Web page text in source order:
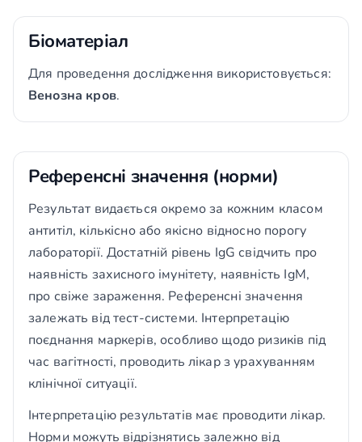
Біоматеріал
Для проведення дослідження використовується:
Венозна кров.
Референсні значення (норми)
Результат видається окремо за кожним класом
антитіл, кількісно або якісно відносно порогу
лабораторії. Достатній рівень IgG свідчить про
наявність захисного імунітету, наявність IgM,
про свіже зараження. Референсні значення
залежать від тест-системи. Інтерпретацію
поєднання маркерів, особливо щодо ризиків під
час вагітності, проводить лікар з урахуванням
клінічної ситуації.
Інтерпретацію результатів має проводити лікар.
Норми можуть відрізнятись залежно від